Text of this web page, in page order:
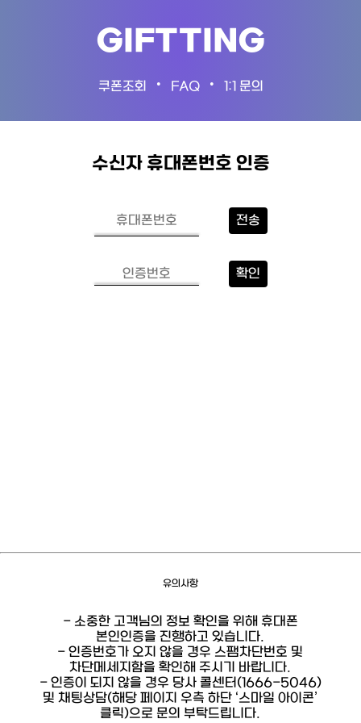
GIFTTING
쿠폰조회 • FAQ • 1:1 문의
수신자 휴대폰번호 인증
전송
확인
유의사항
- 소중한 고객님의 정보 확인을 위해 휴대폰
본인인증을 진행하고 있습니다.
- 인증번호가 오지 않을 경우 스팸차단번호 및
차단메세지함을 확인해 주시기 바랍니다.
- 인증이 되지 않을 경우 당사 콜센터(1666-5046)
및 채팅상담(해당 페이지 우측 하단 ‘스마일 아이콘’
클릭)으로 문의 부탁드립니다.